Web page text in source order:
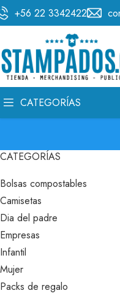
+56 22 3342422
CATEGORÍAS
CATEGORÍAS
Bolsas compostables
Camisetas
Dia del padre
Empresas
Infantil
Mujer
Packs de regalo